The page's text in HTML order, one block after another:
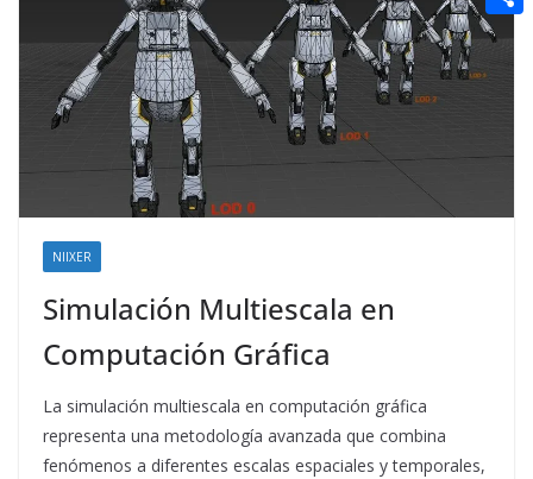
NIIXER
Simulación Multiescala en
Computación Gráfica
La simulación multiescala en computación gráfica
representa una metodología avanzada que combina
fenómenos a diferentes escalas espaciales y temporales,
n
g
e
r
e
r
a
e
C
o
r